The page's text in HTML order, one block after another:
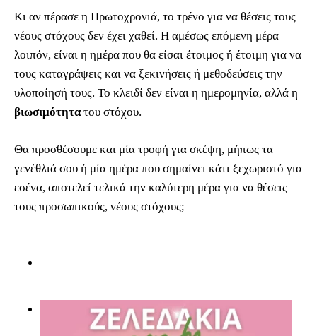
Κι αν πέρασε η Πρωτοχρονιά, το τρένο για να θέσεις τους
νέους στόχους δεν έχει χαθεί. Η αμέσως επόμενη μέρα
λοιπόν, είναι η ημέρα που θα είσαι έτοιμος ή έτοιμη για να
τους καταγράψεις και να ξεκινήσεις ή μεθοδεύσεις την
υλοποίησή τους. Το κλειδί δεν είναι η ημερομηνία, αλλά η
βιωσιμότητατου στόχου.
Θα προσθέσουμε και μία τροφή για σκέψη, μήπως τα
γενέθλιά σου ή μία ημέρα που σημαίνει κάτι ξεχωριστό για
εσένα, αποτελεί τελικά την καλύτερη μέρα για να θέσεις
τους προσωπικούς, νέους στόχους;